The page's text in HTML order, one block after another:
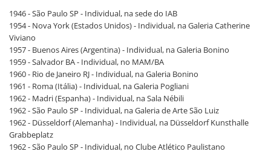
1946 - São Paulo SP - Individual, na sede do IAB
1954 - Nova York (Estados Unidos) - Individual, na Galeria Catherine
Viviano
1957 - Buenos Aires (Argentina) - Individual, na Galeria Bonino
1959 - Salvador BA - Individual, no MAM/BA
1960 - Rio de Janeiro RJ - Individual, na Galeria Bonino
1961 - Roma (Itália) - Individual, na Galeria Pogliani
1962 - Madri (Espanha) - Individual, na Sala Nébili
1962 - São Paulo SP - Individual, na Galeria de Arte São Luiz
1962 - Düsseldorf (Alemanha) - Individual, na Düsseldorf Kunsthalle
Grabbeplatz
1962 - São Paulo SP - Individual, no Clube Atlético Paulistano